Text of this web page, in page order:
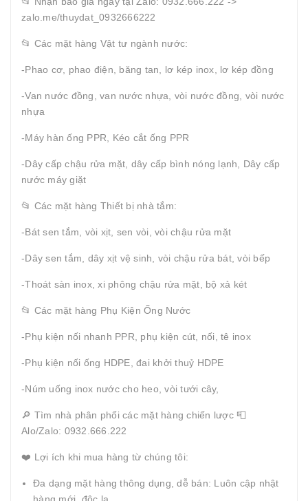
zalo.me/thuydat_0932666222
📂 Các mặt hàng Vật tư ngành nước:
-Phao cơ, phao điện, băng tan, lơ kép inox, lơ kép đồng
-Van nước đồng, van nước nhựa, vòi nước đồng, vòi nước
nhựa
-Máy hàn ống PPR, Kéo cắt ống PPR
-Dây cấp chậu rửa mặt, dây cấp bình nóng lạnh, Dây cấp
nước máy giặt
📂 Các mặt hàng Thiết bị nhà tắm:
-Bát sen tắm, vòi xịt, sen vòi, vòi chậu rửa mặt
-Dây sen tắm, dây xịt vệ sinh, vòi chậu rửa bát, vòi bếp
-Thoát sàn inox, xi phông chậu rửa mặt, bộ xả két
📂 Các mặt hàng Phụ Kiện Ống Nước
-Phụ kiện nối nhanh PPR, phụ kiện cút, nối, tê inox
-Phụ kiện nối ống HDPE, đai khởi thuỷ HDPE
-Núm uống inox nước cho heo, vòi tưới cây,
🔎 Tìm nhà phân phối các mặt hàng chiến lược 📮
Alo/Zalo: 0932.666.222
❤️ Lợi ích khi mua hàng từ chúng tôi:
Đa dạng mặt hàng thông dụng, dễ bán: Luôn cập nhật